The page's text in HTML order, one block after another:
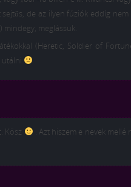
de az ilyen fúziók eddíg
mindegy, meglássuk.
(Heretic, Soldier of
Kösz
. Azt hiszem e nevek